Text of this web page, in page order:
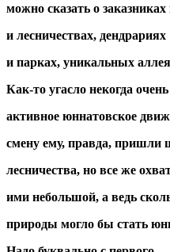
можно сказать о заказниках
и лесничествах, дендрариях
и парках, уникальных
Как-то угасло некогда очень
активное юннатовское
смену ему, правда, пришли
лесничества, но все же
ими небольшой, а ведь
природы могло бы стать